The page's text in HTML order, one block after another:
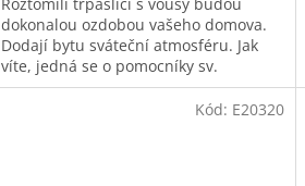
dokonalou ozdobou vašeho domova.
Dodají bytu sváteční atmosféru. Jak
víte, jedná se o pomocníky sv.
Mikuláše. Vyzdobit si jím můžete
Kód: E20320